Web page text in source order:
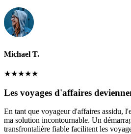
Michael T.
★★★★★
Les voyages d'affaires
En tant que voyageur d'affaires assidu,
ma solution incontournable. Un
transfrontalière fiable facilitent les